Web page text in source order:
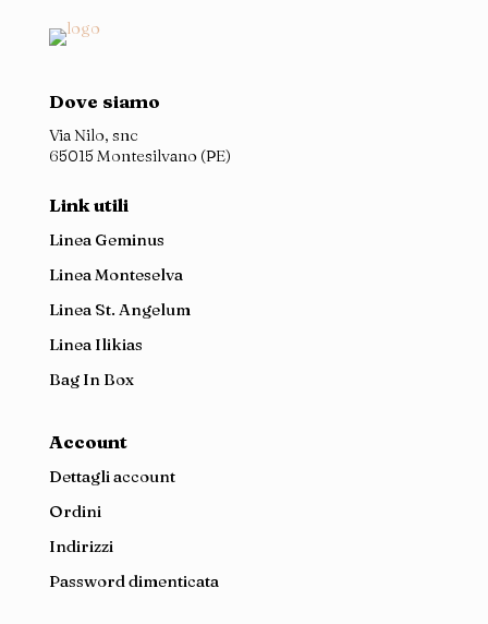
Dove siamo
Via Nilo, snc
65015 Montesilvano (PE)
Link utili
Linea Geminus
Linea Monteselva
Linea St. Angelum
Linea Ilikias
Bag In Box
Account
Dettagli account
Ordini
Indirizzi
Password dimenticata